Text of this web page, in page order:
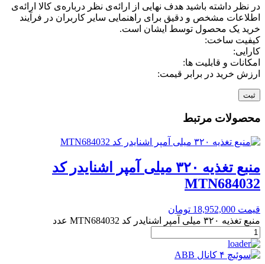
در نظر داشته باشید هدف نهایی از ارائه‌ی نظر درباره‌ی کالا ارائه‌ی
اطلاعات مشخص و دقیق برای راهنمایی سایر کاربران در فرآیند
خرید یک محصول توسط ایشان است.
کیفیت ساخت:
کارایی:
امکانات و قابلیت ها:
ارزش خرید در برابر قیمت:
محصولات مرتبط
منبع تغذیه ۳۲۰ میلی آمپر اشنایدر کد
MTN684032
قیمت 18,952,000 تومان
منبع تغذیه ۳۲۰ میلی آمپر اشنایدر کد MTN684032 عدد